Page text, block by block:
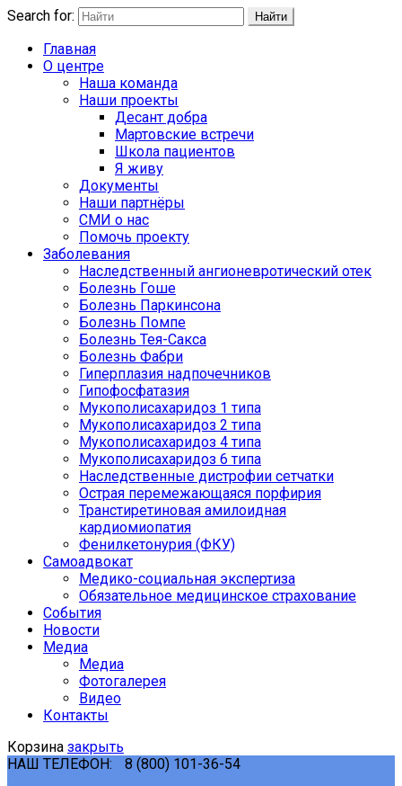
Search for: Найти
Главная
О центре
Наша команда
Наши проекты
Десант добра
Мартовские встречи
Школа пациентов
Я живу
Документы
Наши партнёры
СМИ о нас
Помочь проекту
Заболевания
Наследственный ангионевротический отек
Болезнь Гоше
Болезнь Паркинсона
Болезнь Помпе
Болезнь Тея-Сакса
Болезнь Фабри
Гиперплазия надпочечников
Гипофосфатазия
Мукополисахаридоз 1 типа
Мукополисахаридоз 2 типа
Мукополисахаридоз 4 типа
Мукополисахаридоз 6 типа
Наследственные дистрофии сетчатки
Острая перемежающаяся порфирия
Транстиретиновая амилоидная
кардиомиопатия
Фенилкетонурия (ФКУ)
Самоадвокат
Медико-социальная экспертиза
Обязательное медицинское страхование
События
Новости
Медиа
Медиа
Фотогалерея
Видео
Контакты
Корзина закрыть
НАШ ТЕЛЕФОН:
8 (800) 101-36-54